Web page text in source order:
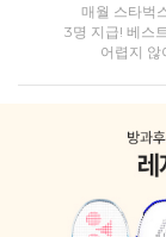
매월 스타벅
3명 지급! 베스
어렵지 않